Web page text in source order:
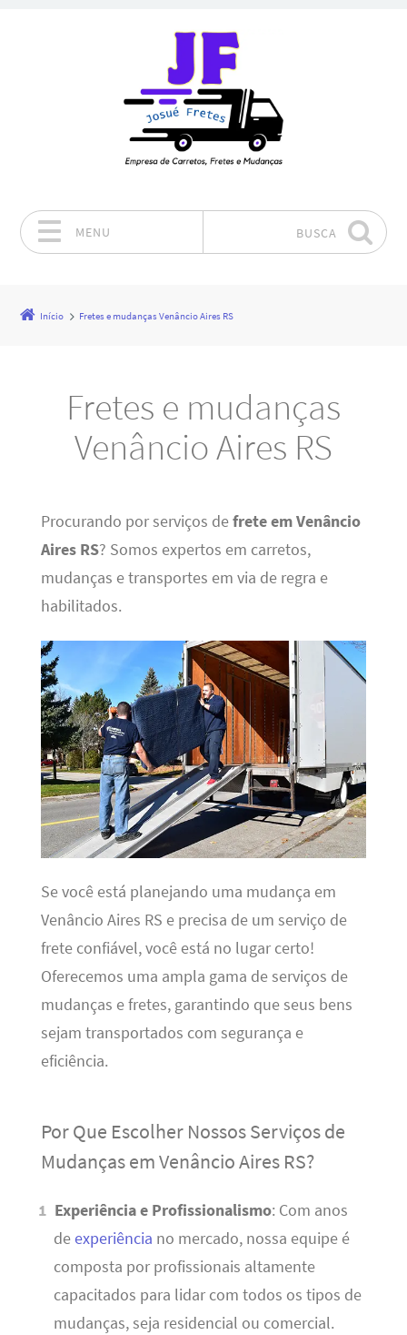
MENU BUSCA
Início Fretes e mudanças Venâncio Aires RS
Fretes e mudanças
Venâncio Aires RS
Procurando por serviços defrete em Venâncio
Aires RS? Somos expertos em carretos,
mudanças e transportes em via de regra e
habilitados.
Se você está planejando uma mudança em
Venâncio Aires RS e precisa de um serviço de
frete confiável, você está no lugar certo!
Oferecemos uma ampla gama de serviços de
mudanças e fretes, garantindo que seus bens
sejam transportados com segurança e
eficiência.
Por Que Escolher Nossos Serviços de
Mudanças em Venâncio Aires RS?
Experiência e Profissionalismo: Com anos
deexperiência no mercado, nossa equipe é
composta por profissionais altamente
capacitados para lidar com todos os tipos de
mudanças, seja residencial ou comercial.